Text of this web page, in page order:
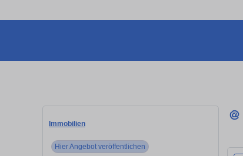
Immobilien
Hier Angebot veröffentlichen